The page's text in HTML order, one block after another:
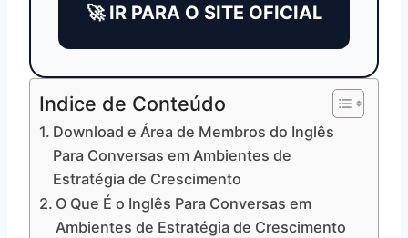
🚀 IR PARA O SITE OFICIAL
Indice de Conteúdo
Download e Área de Membros do Inglês
Para Conversas em Ambientes de
Estratégia de Crescimento
O Que É o Inglês Para Conversas em
Ambientes de Estratégia de Crescimento